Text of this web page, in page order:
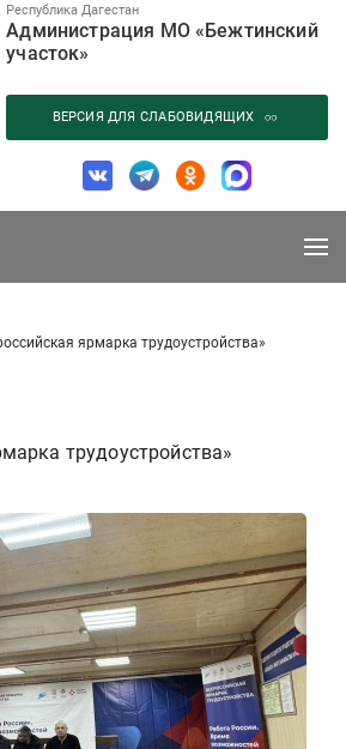
Республика Дагестан
Администрация МО «Бежтинский
участок»
ВЕРСИЯ ДЛЯ СЛАБОВИДЯЩИХ
ярмарка трудоустройства»
трудоустройства»